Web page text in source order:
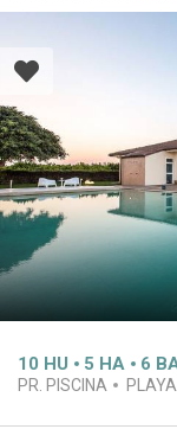
10 HU 5 HA 6
PR. PISCINA